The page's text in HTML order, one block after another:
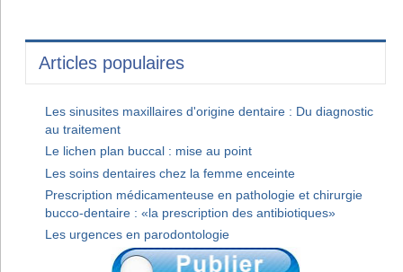
Articles populaires
Les sinusites maxillaires d'origine dentaire : Du diagnostic
au traitement
Le lichen plan buccal : mise au point
Les soins dentaires chez la femme enceinte
Prescription médicamenteuse en pathologie et chirurgie
bucco-dentaire : «la prescription des antibiotiques»
Les urgences en parodontologie